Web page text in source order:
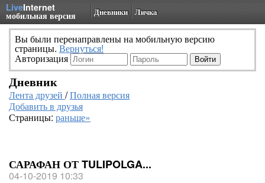
LiveInternet
мобильная версия Дневники Личка
Вы были перенаправлены на мобильную версию
страницы. Вернуться!
Авторизация
Дневник
Лента друзей /Полная версия
Добавить в друзья
Страницы: раньше»
САРАФАН ОТ TULIPOLGA...
04-10-2019 10:33